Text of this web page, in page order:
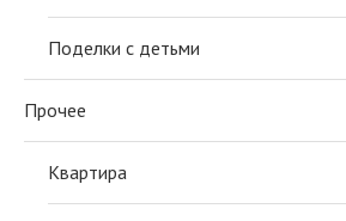
Поделки с детьми
Прочее
Квартира